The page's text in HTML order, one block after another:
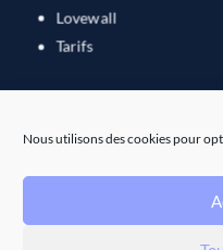
Nous utilisons des cookies pour
Lovewall
Tarifs